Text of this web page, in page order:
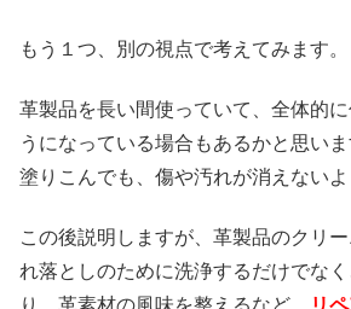
もう１つ、別の視点で考えてみます。
革製品を長い間使っていて、全体的
うになっている場合もあるかと思い
塗りこんでも、傷や汚れが消えないよ
この後説明しますが、革製品のクリ
れ落としのために洗浄するだけでな